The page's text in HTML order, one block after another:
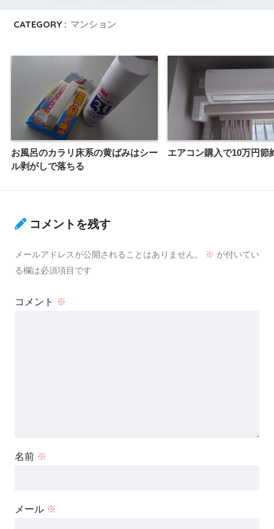
CATEGORY : マンション
お風呂のカラリ床系の黄ばみはシー
ル剥がしで落ちる
エアコン購入で10万円節
コメントを残す
メールアドレスが公開されることはありません。 ※ が付いてい
る欄は必須項目です
コメント ※
名前 ※
メール ※